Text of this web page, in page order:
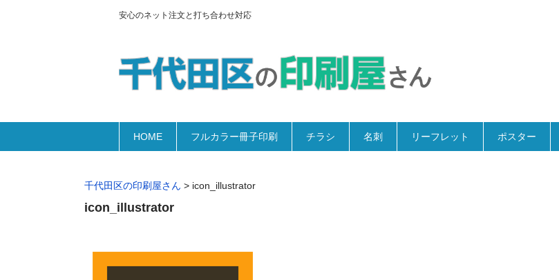
安心のネット注文と打ち合わせ対応
HOME フルカラー冊子印刷 チラシ 名刺 リーフレット ポスター
千代田区の印刷屋さん > icon_illustrator
icon_illustrator